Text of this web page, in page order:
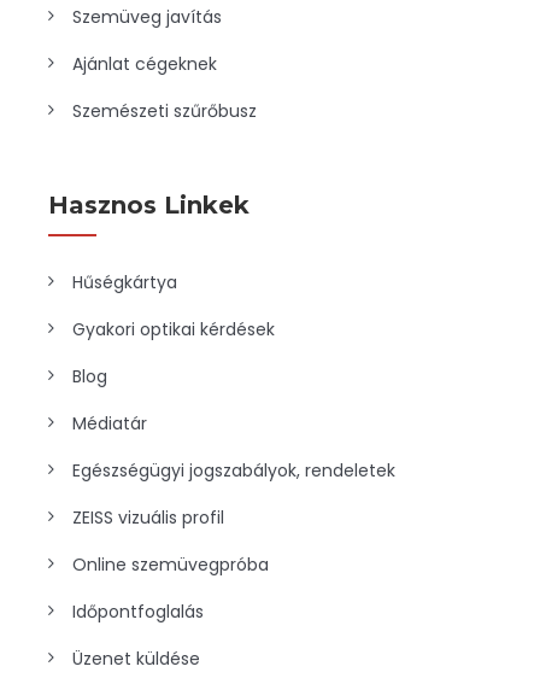
Szemüveg javítás
Ajánlat cégeknek
Szemészeti szűrőbusz
Hasznos Linkek
Hűségkártya
Gyakori optikai kérdések
Blog
Médiatár
Egészségügyi jogszabályok, rendeletek
ZEISS vizuális profil
Online szemüvegpróba
Időpontfoglalás
Üzenet küldése